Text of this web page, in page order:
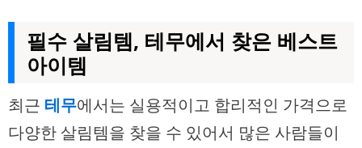
필수 살림템, 테무에서 찾은 베스트
아이템
최근 테무에서는 실용적이고 합리적인 가격으로
다양한 살림템을 찾을 수 있어서 많은 사람들이